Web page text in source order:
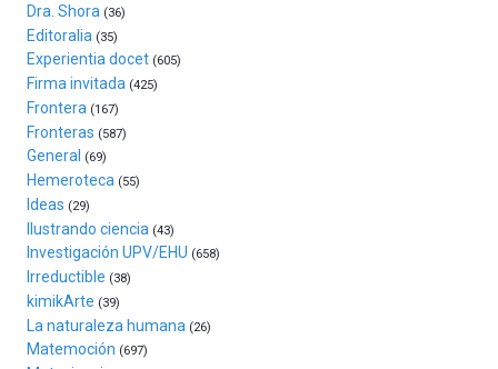
que
llenará
la
ciudad
de
monólogos,
exposiciones,
conferencias,
docufórums
y
espectáculos
del
16
de
Dra. Shora (36)
Editoralia (35)
Experientia docet (605)
Firma invitada (425)
Frontera (167)
Fronteras (587)
General (69)
Hemeroteca (55)
Ideas (29)
Ilustrando ciencia (43)
Investigación UPV/EHU (658)
Irreductible (38)
kimikArte (39)
La naturaleza humana (26)
Matemoción (697)